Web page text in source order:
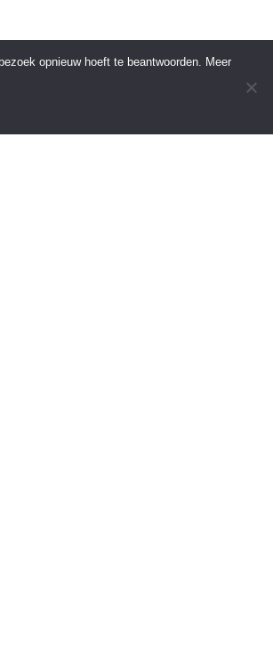
opnieuw hoeft te beantwoorden. Meer